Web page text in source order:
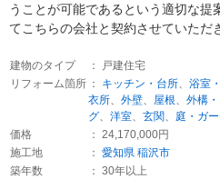
うことが可能であるという適切な提
てこちらの会社と契約させていただ
建物のタイプ
： 戸建住宅
リフォーム箇所 ： キッチン・台所、 浴室
衣所、 外壁、 屋根、 外構
グ、 洋室、 玄関、 庭・ガ
価格
： 24,170,000円
施工地
： 愛知県 稲沢市
築年数
： 30年以上